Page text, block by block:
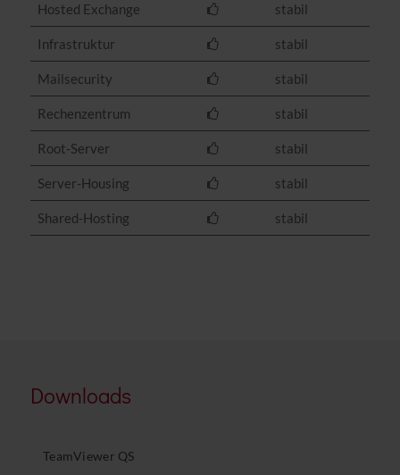
Hosted Exchange stabil
Infrastruktur stabil
Mailsecurity stabil
Rechenzentrum stabil
Root-Server stabil
Server-Housing stabil
Shared-Hosting stabil
Downloads
TeamViewer QS